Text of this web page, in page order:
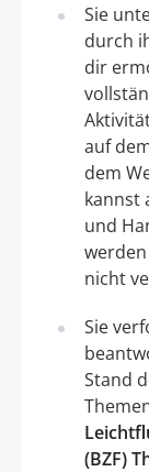
Sie
durch
dir
auf
dem
kannst
und
nicht
Sie
Stand
(BZF)